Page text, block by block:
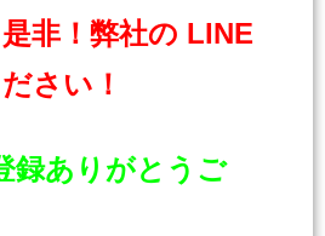
非！弊社の LINE
さい！
録ありがとうご